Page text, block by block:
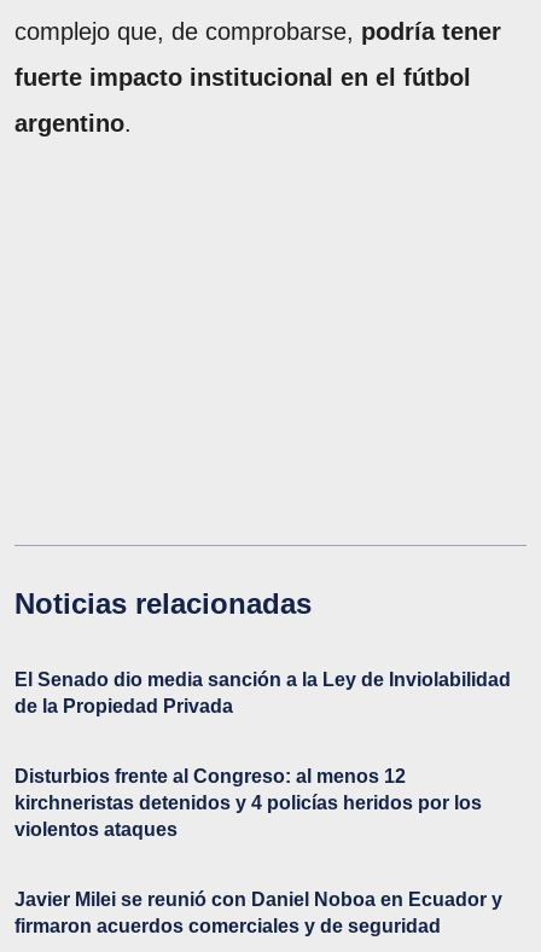
complejo que, de comprobarse, podría tener
fuerte impacto institucional en el fútbol
argentino.
Noticias relacionadas
El Senado dio media sanción a la Ley de Inviolabilidad
de la Propiedad Privada
Disturbios frente al Congreso: al menos 12
kirchneristas detenidos y 4 policías heridos por los
violentos ataques
Javier Milei se reunió con Daniel Noboa en Ecuador y
firmaron acuerdos comerciales y de seguridad